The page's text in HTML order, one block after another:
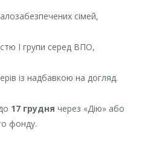
сімей,
І групи серед ВПО,
із надбавкою на догляд.
17 грудня через «Дію» або
фонду.